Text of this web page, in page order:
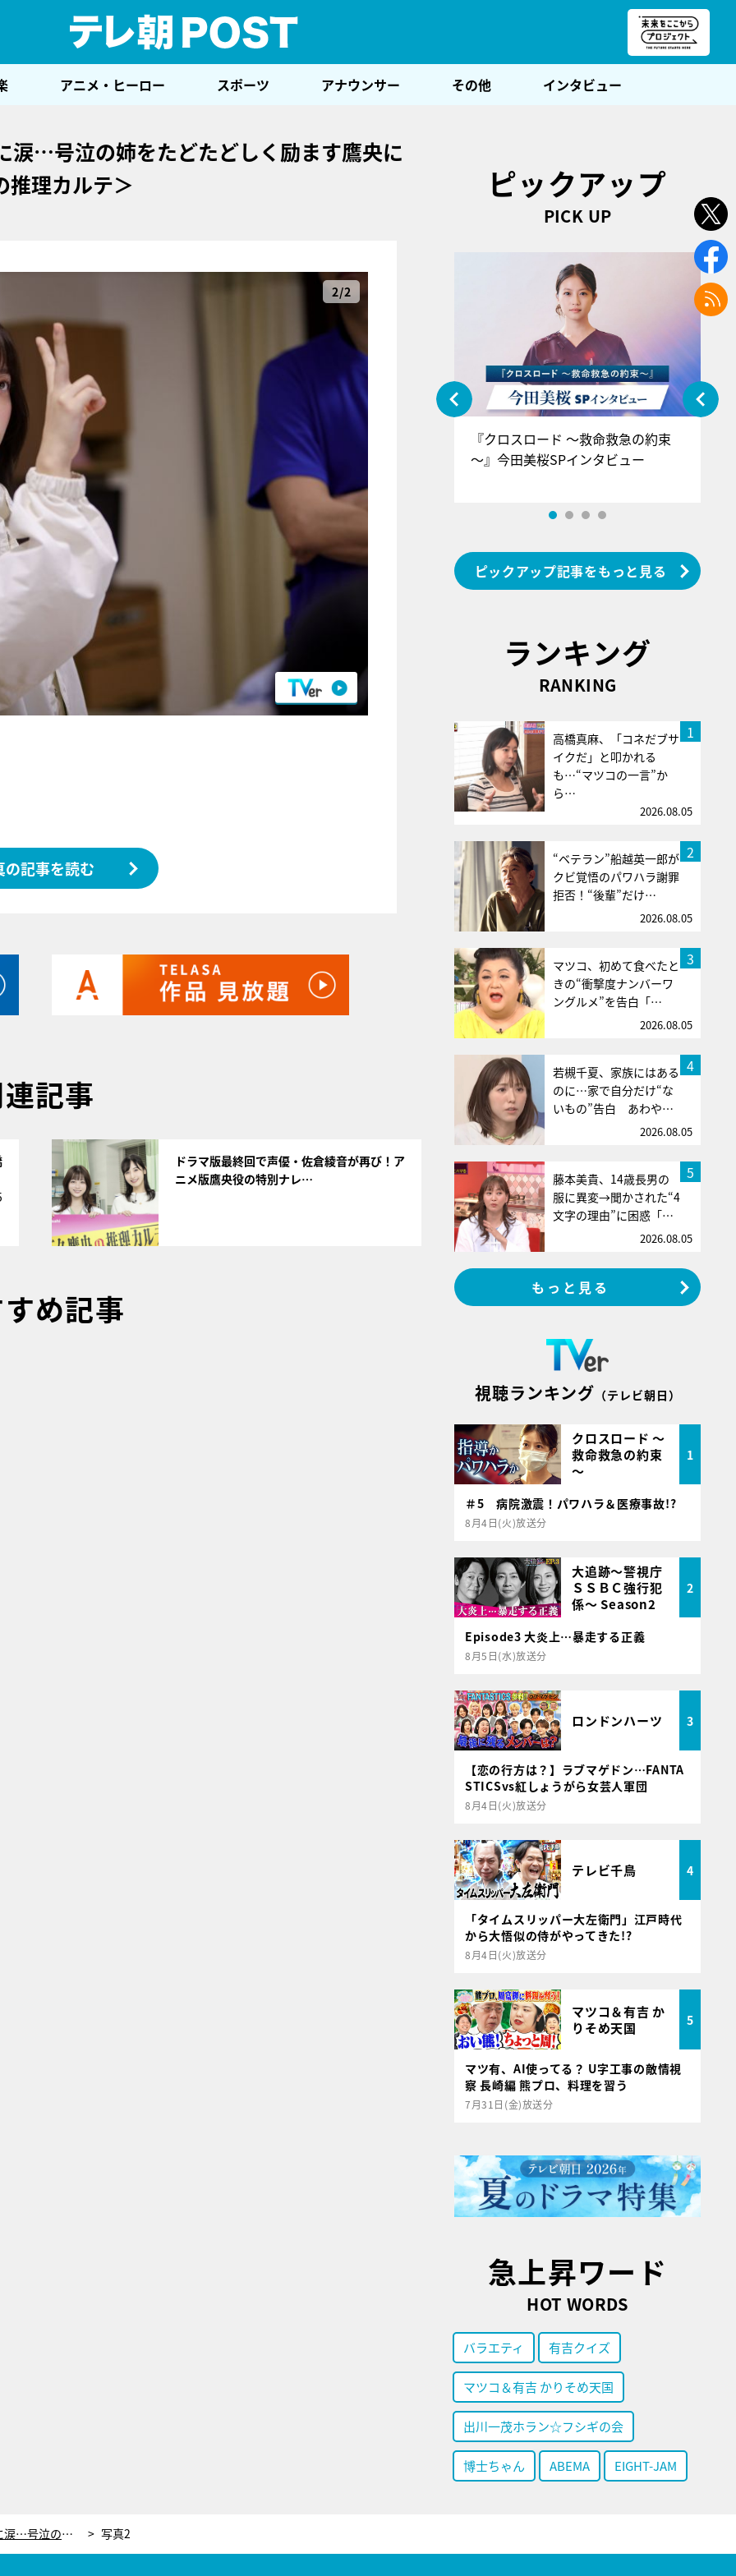
アニメ・ヒーロー スポーツ アナウンサー その他 インタビュー
涙…号泣の姉をたどたどしく励ます鷹央に
推理カルテ＞
2/2
の記事を読む
記事
ドラマ版最終回で声優・佐倉綾音が再び！ア
ニメ版鷹央役の特別ナレ…
め記事
ピックアップ
PICK UP
『アイ＝ラブ！げーみんぐ』＝LOV
E齋藤樹愛羅＆佐々木舞香SPインタ
ビュー
『クロスロード ～救命救急の約束
～』今田美桜SPインタビュー
ピックアップ記事をもっと見る
ランキング
RANKING
1
高橋真麻、「コネだブサ
イクだ」と叩かれる
も…“マツコの一言”か
ら…
2026.08.05
2
“ベテラン”船越英一郎が
クビ覚悟のパワハラ謝罪
拒否！“後輩”だけ…
2026.08.05
3
マツコ、初めて食べたと
きの“衝撃度ナンバーワ
ングルメ”を告白「…
2026.08.05
4
若槻千夏、家族にはある
のに…家で自分だけ“な
いもの”告白 あわや…
2026.08.05
5
藤本美貴、14歳長男の
服に異変→聞かされた“4
文字の理由”に困惑「…
2026.08.05
もっと見る
視聴ランキング （テレビ朝日）
クロスロード ～
救命救急の約束
～
1
＃5 病院激震！パワハラ＆医療事故!?
8月4日(火)放送分
大追跡～警視庁
ＳＳＢＣ強行犯
係～ Season2
2
Episode3 大炎上…暴走する正義
8月5日(水)放送分
ロンドンハーツ 3
【恋の行方は？】ラブマゲドン…FANTA
STICSvs紅しょうがら女芸人軍団
8月4日(火)放送分
テレビ千鳥 4
「タイムスリッパー大左衛門」江戸時代
から大悟似の侍がやってきた!?
8月4日(火)放送分
マツコ＆有吉 か
りそめ天国
5
マツ有、AI使ってる？ U字工事の敵情視
察 長崎編 熊プロ、料理を習う
7月31日(金)放送分
急上昇ワード
HOT WORDS
バラエティ 有吉クイズ
マツコ＆有吉 かりそめ天国
出川一茂ホラン☆フシギの会
博士ちゃん ABEMA EIGHT-JAM
“姉妹”橋本環奈＆佐々木希の絆に涙…号泣の姉をたどたどしく励ます鷹央に「めっちゃ泣けた」＜天久鷹央の推理カルテ＞ 写真2